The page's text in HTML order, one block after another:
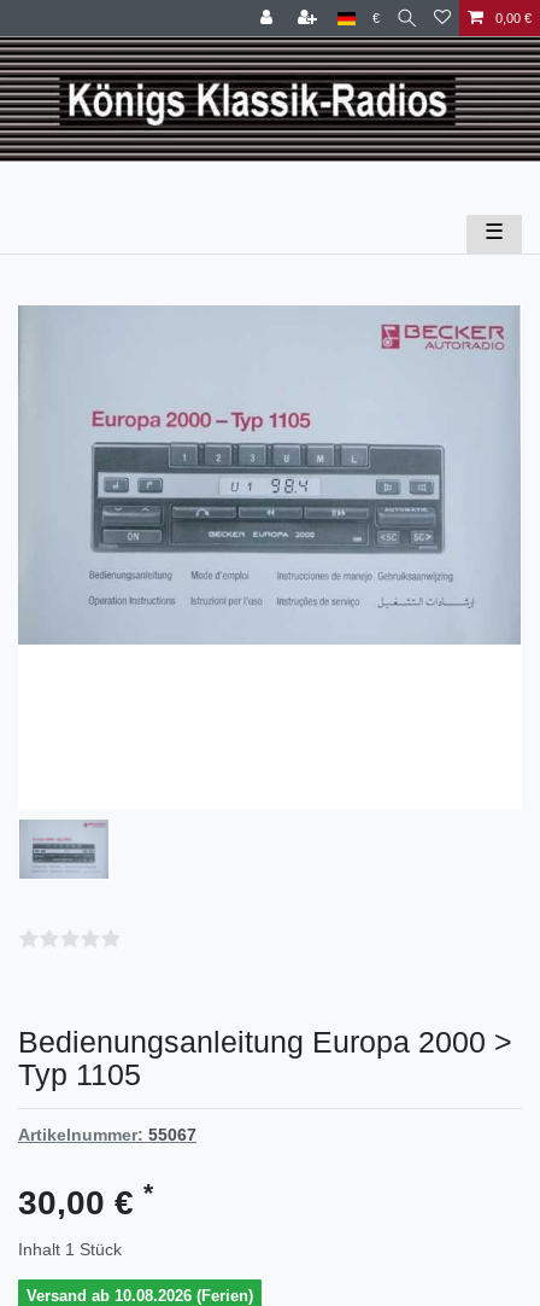
€ 0,00 €
☰
Bedienungsanleitung Europa 2000 >
Typ 1105
Artikelnummer: 55067
30,00 € *
Inhalt 1 Stück
Versand ab 10.08.2026 (Ferien)